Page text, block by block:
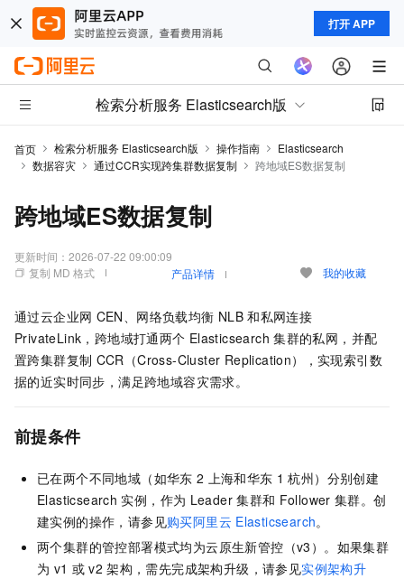
打开 APP
检索分析服务 Elasticsearch版
首页 检索分析服务 Elasticsearch版 操作指南
Elasticsearch
数据容灾
通过CCR实现跨集群数据复制 跨地域ES数据复制
跨地域ES数据复制
更新时间： 2026-07-22 09:00:09
复制 MD 格式
产品详情 我的收藏
通过云企业网 CEN、网络负载均衡 NLB 和私网连接
PrivateLink，跨地域打通两个 Elasticsearch 集群的私网，并配
置跨集群复制 CCR（Cross-Cluster Replication），实现索引数
据的近实时同步，满足跨地域容灾需求。
前提条件
已在两个不同地域（如华东 2 上海和华东 1 杭州）分别创建
Elasticsearch 实例，作为 Leader 集群和 Follower 集群。创
建实例的操作，请参见购买阿里云 Elasticsearch。
两个集群的管控部署模式均为云原生新管控（v3）。如果集群
为 v1 或 v2 架构，需先完成架构升级，请参见实例架构升